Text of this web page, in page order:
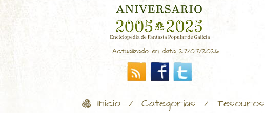
Actualizado en data 27/07/2026
Inicio / Categorías / Tesouros